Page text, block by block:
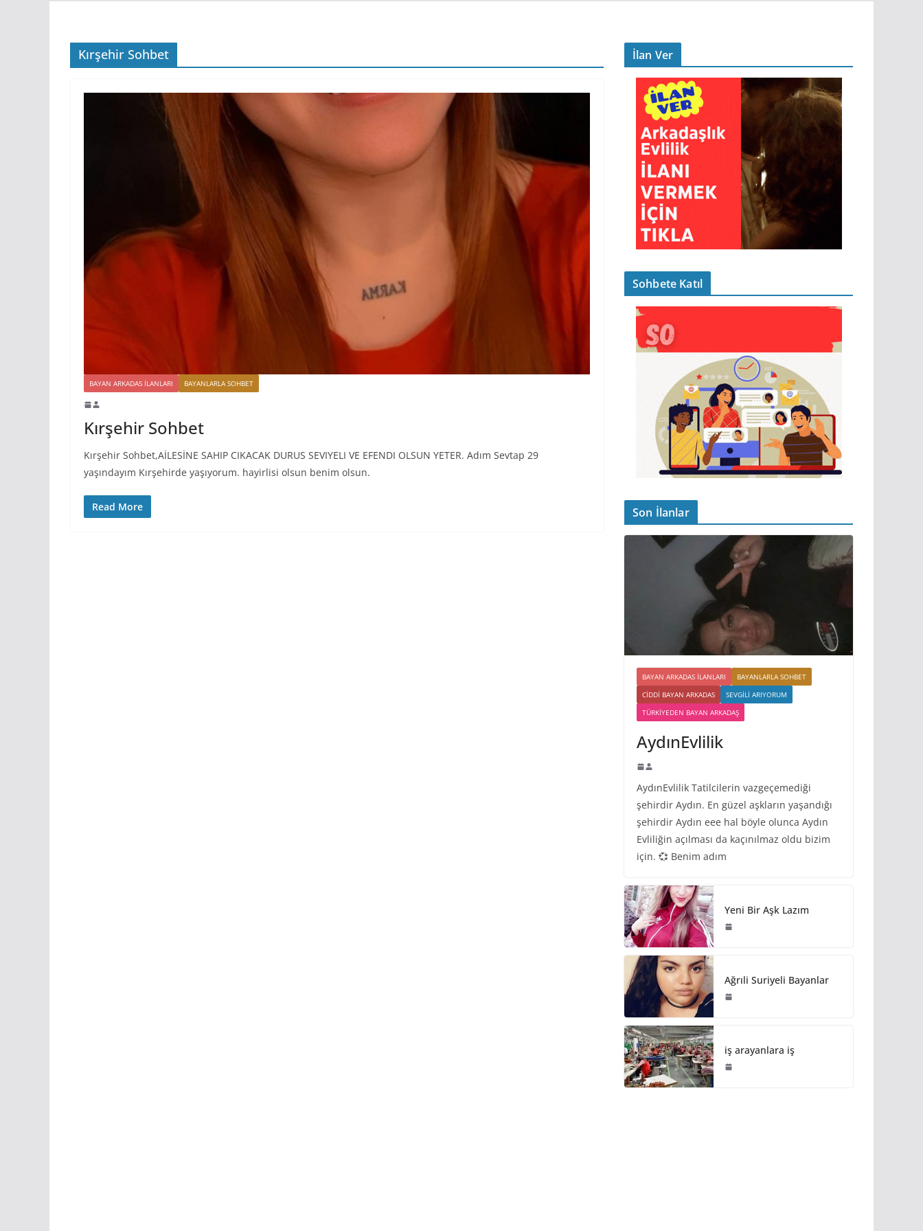
Kırşehir Sohbet
BAYAN ARKADAS ILANLARI BAYANLARLA SOHBET
Kırşehir Sohbet
Kırşehir Sohbet,AİLESİNE SAHIP CIKACAK DURUS SEVIYELI VE EFENDI OLSUN YETER. Adım Sevtap 29
yaşındayım Kırşehirde yaşıyorum. hayirlisi olsun benim olsun.
Read More
İlan Ver
Sohbete Katıl
Son İlanlar
BAYAN ARKADAS ILANLARI
BAYANLARLA SOHBET
CIDDI BAYAN ARKADAS
SEVGILI ARIYORUM
TÜRKIYEDEN BAYAN ARKADAŞ
AydınEvlilik
AydınEvlilik Tatilcilerin vazgeçemediği
şehirdir Aydın. En güzel aşkların yaşandığı
şehirdir Aydın eee hal böyle olunca Aydın
Evliliğin açılması da kaçınılmaz oldu bizim
için. 💞 Benim adım
Yeni Bir Aşk Lazım
Ağrıli Suriyeli Bayanlar
iş arayanlara iş